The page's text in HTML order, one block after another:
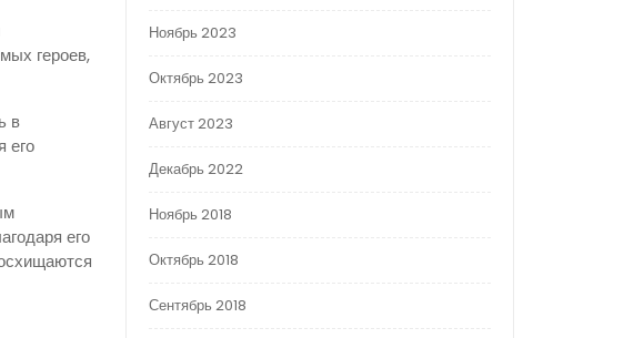
героев,
в
его
его
Ноябрь 2023
Октябрь 2023
Август 2023
Декабрь 2022
Ноябрь 2018
Октябрь 2018
Сентябрь 2018